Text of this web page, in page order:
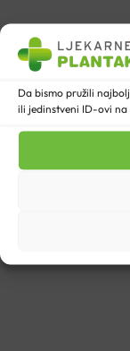
Da bismo pružili
ili jedinstveni ID-ovi na